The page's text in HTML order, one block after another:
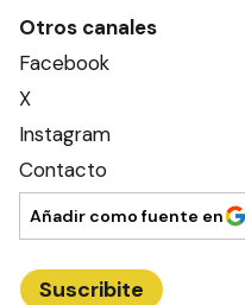
Otros canales
Facebook
X
Instagram
Contacto
Añadir como fuente en
Suscribite